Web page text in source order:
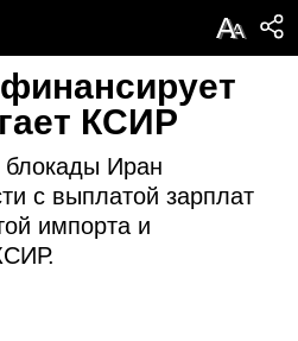
АА
КСИР
блокады Иран
с выплатой зарплат
импорта и